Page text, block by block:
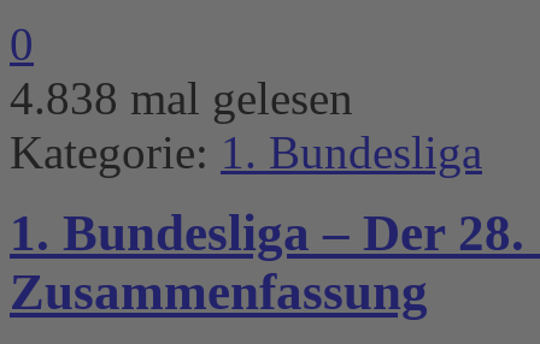
0
4.838 mal gelesen
Kategorie: 1. Bundesliga
1. Bundesliga – Der
Zusammenfassung